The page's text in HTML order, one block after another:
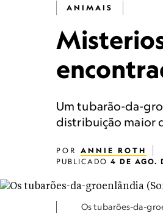
ANIMAIS
Um tubarão-da-
distribuição maior
POR ANNIE ROTH
PUBLICADO 4 DE AGO.
Os tubarões-da-